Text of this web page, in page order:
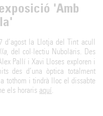
'Amb
la Llotja del Tint acull
, del col·lectiu Nuboläris. Des
Pallí i Xavi Lloses exploren i
des d’una òptica totalment
tothom i tindrà lloc el dissabte
els horaris aquí.